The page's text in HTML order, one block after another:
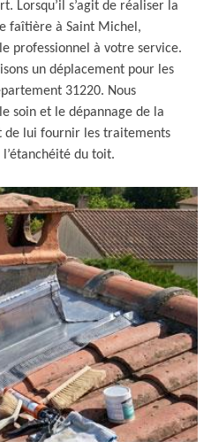
Lorsqu’il s’agit de réaliser la
faîtière à Saint Michel,
professionnel à votre service.
un déplacement pour les
31220. Nous
soin et le dépannage de la
de lui fournir les traitements
du toit.